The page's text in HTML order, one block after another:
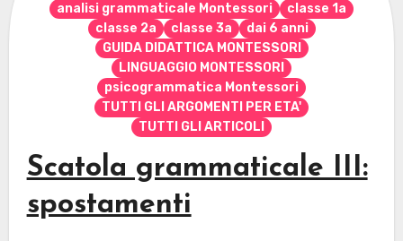
analisi grammaticale Montessori
classe 1a
classe 2a
classe 3a
dai 6 anni
GUIDA DIDATTICA MONTESSORI
LINGUAGGIO MONTESSORI
psicogrammatica Montessori
TUTTI GLI ARGOMENTI PER ETA'
TUTTI GLI ARTICOLI
Scatola grammaticale III:
spostamenti